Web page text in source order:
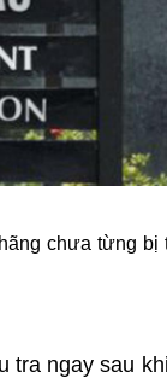
chưa từng
tra ngay sau